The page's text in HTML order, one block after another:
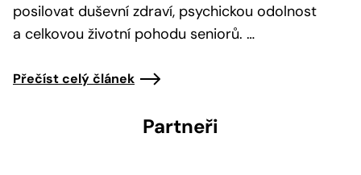
posilovat duševní zdraví, psychickou odolnost
a celkovou životní pohodu seniorů. …
Přečíst celý článek
Partneři